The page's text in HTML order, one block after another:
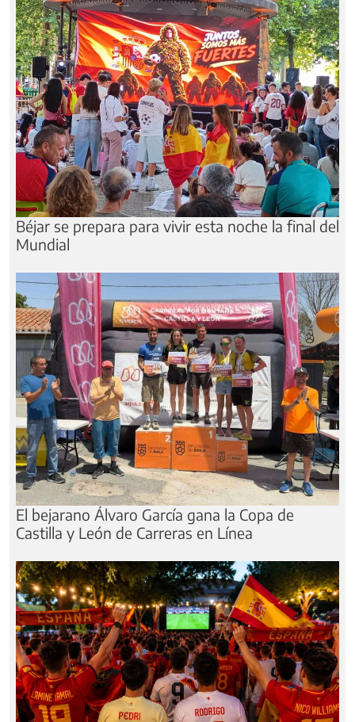
Béjar se prepara para vivir esta noche la final del
Mundial
El bejarano Álvaro García gana la Copa de
Castilla y León de Carreras en Línea